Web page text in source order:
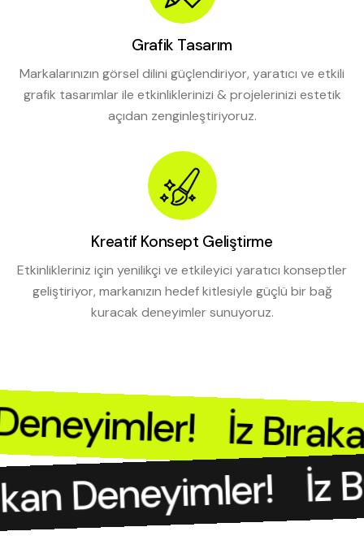
Grafik Tasarım
Markalarınızın görsel dilini güçlendiriyor, yaratıcı ve etkili
grafik tasarımlar ile etkinliklerinizi & projelerinizi estetik
açıdan zenginleştiriyoruz.
Kreatif Konsept Geliştirme
Etkinlikleriniz için yenilikçi ve etkileyici yaratıcı konseptler
geliştiriyor, markanızın hedef kitlesiyle güçlü bir bağ
kuracak deneyimler sunuyoruz.
İz
Deneyimler!
İz